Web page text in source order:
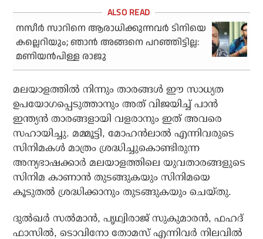
നസീർ സാറിനെ ആരാധിക്കുന്നവർ ടിനിയെ
കല്ലെറിയും; ഞാൻ അങ്ങനെ പറഞ്ഞിട്ടില്ല:
മണിയൻപിള്ള രാജു
മലയാളത്തില്‍ നിന്നും താരങ്ങള്‍ ഈ സാധ്യത
ഉപയോഗപ്പെടുത്താനും അത് വിജയിച്ച് പാന്‍
ഇന്ത്യന്‍ താരങ്ങളായി വളരാനും ഇത് അവരെ
സഹായിച്ചു. മമ്മൂട്ടി, മോഹന്‍ലാല്‍ എന്നിവരുടെ
സിനിമകള്‍ മാത്രം ശ്രദ്ധിച്ചുകൊണ്ടിരുന്ന
അന്യഭാഷക്കാര്‍ മലയാളത്തിലെ യുവതാരങ്ങളുടെ
സിനിമ കാണാന്‍ തുടങ്ങുകയും സിനിമയെ
കൂടുതല്‍ ശ്രദ്ധിക്കാനും തുടങ്ങുകയും ചെയ്തു.
ദുല്‍ഖര്‍ സല്‍മാന്‍, പൃഥ്വിരാജ് സുകുമാരന്‍, ഫഹദ്
ഫാസില്‍, ടൊവിനോ തോമസ് എന്നിവര്‍ നിലവില്‍